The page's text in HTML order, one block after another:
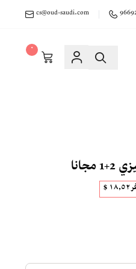
cs@oud-saudi.com
٠
١٨٫٥٢ $